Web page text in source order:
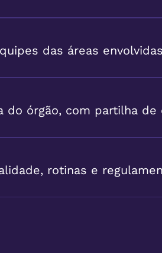
das áreas
órgão, com partilha de
rotinas e